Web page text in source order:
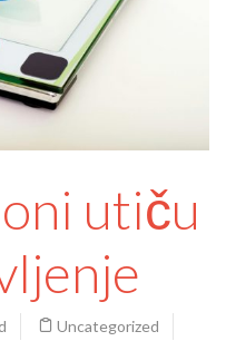
utiču
Uncategorized